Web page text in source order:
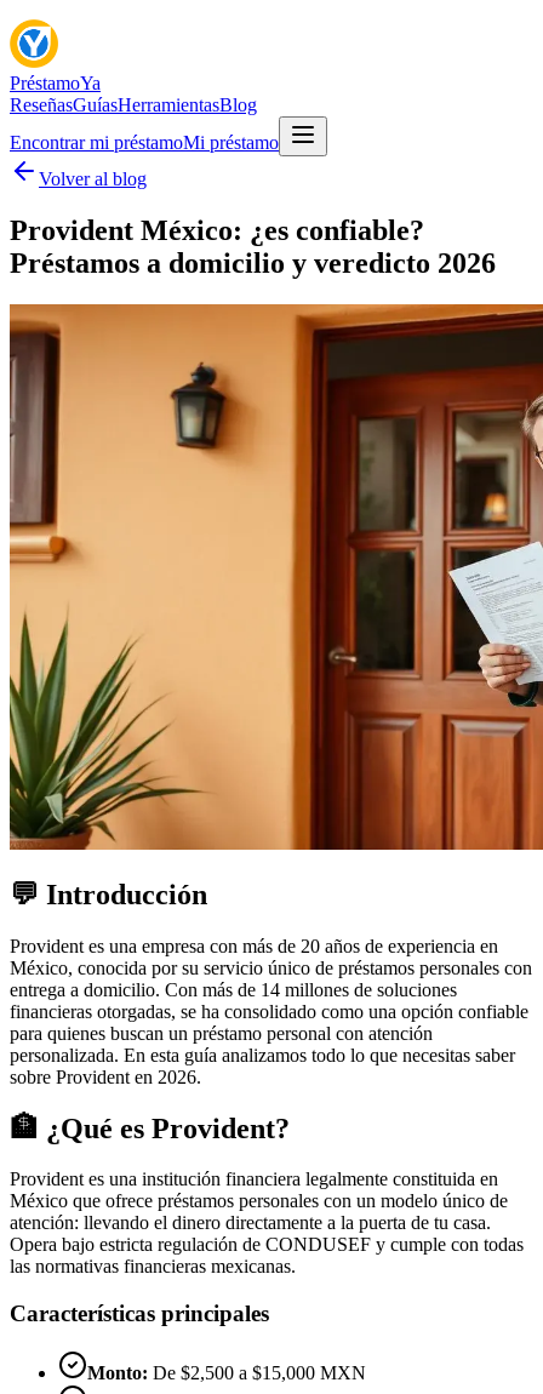
PréstamoYa
ReseñasGuíasHerramientasBlog
Encontrar mi préstamoMi préstamo
Volver al blog
Provident México: ¿es confiable?
Préstamos a domicilio y veredicto 2026
💬 Introducción
Provident es una empresa con más de 20 años de experiencia en
México, conocida por su servicio único de préstamos personales con
entrega a domicilio. Con más de 14 millones de soluciones
financieras otorgadas, se ha consolidado como una opción confiable
para quienes buscan un préstamo personal con atención
personalizada. En esta guía analizamos todo lo que necesitas saber
sobre Provident en 2026.
🏦 ¿Qué es Provident?
Provident es una institución financiera legalmente constituida en
México que ofrece préstamos personales con un modelo único de
atención: llevando el dinero directamente a la puerta de tu casa.
Opera bajo estricta regulación de CONDUSEF y cumple con todas
las normativas financieras mexicanas.
Características principales
Monto: De $2,500 a $15,000 MXN